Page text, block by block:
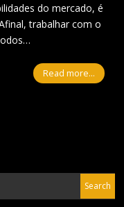
do mercado, é
trabalhar com o
Read more...